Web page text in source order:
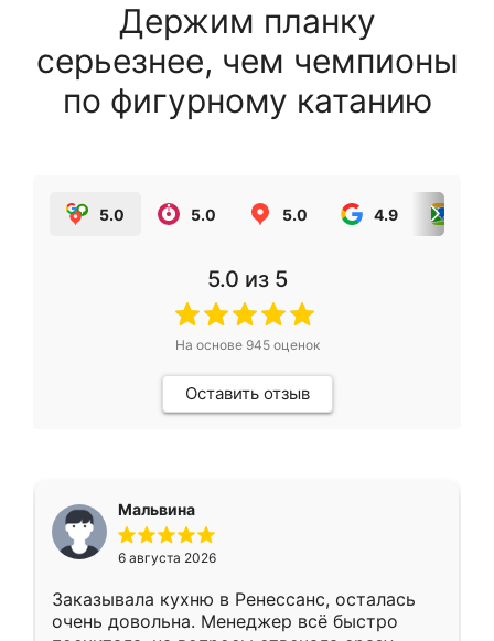
Держим планку
серьезнее, чем чемпионы
по фигурному катанию
5.0 5.0 5.0 4.9
5.0 из 5
На основе 945оценок
Оставить отзыв
Мальвина
6 августа 2026
Заказывала кухню в Ренессанс, осталась
очень довольна. Менеджер всё быстро